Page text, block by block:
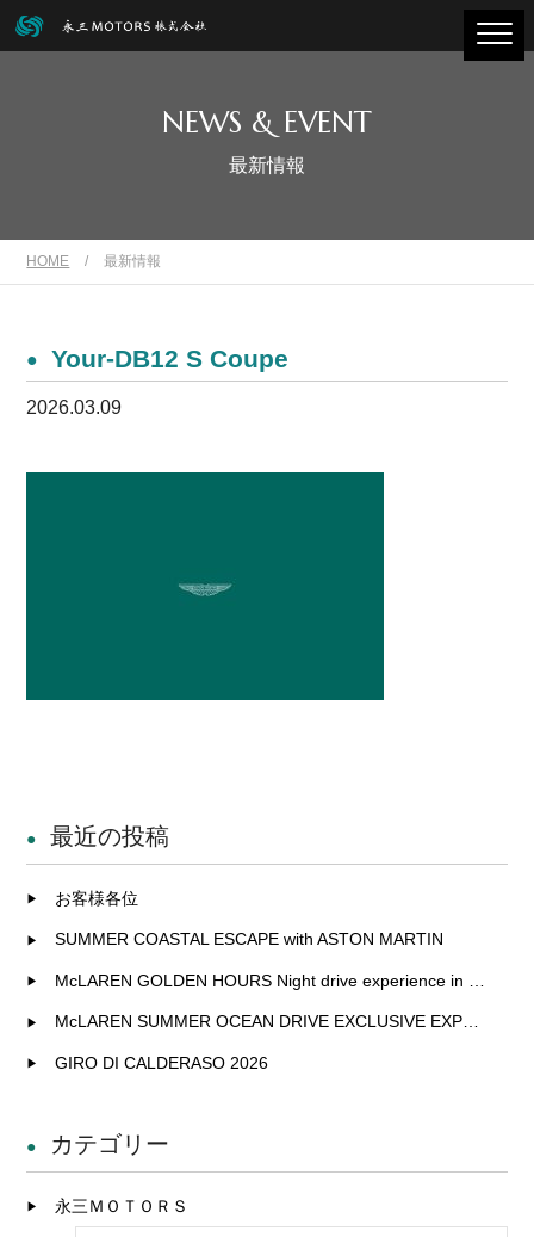
NEWS & EVENT
最新情報
HOME / 最新情報
Your-DB12 S Coupe
2026.03.09
最近の投稿
お客様各位
SUMMER COASTAL ESCAPE with ASTON MARTIN
McLAREN GOLDEN HOURS Night drive experience in Fukuoka
McLAREN SUMMER OCEAN DRIVE EXCLUSIVE EXPERIENCE IN KITAKYUSHU
GIRO DI CALDERASO 2026
カテゴリー
永三ＭＯＴＯＲＳ